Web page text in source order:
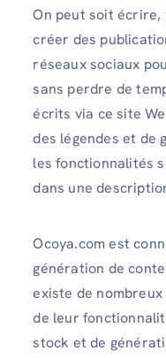
On peut soit écrire,
créer des
réseaux sociaux
sans perdre de
écrits via ce site
des légendes et de
les fonctionnalités
dans une
Ocoya.com est
génération de
existe de
de leur
stock et de